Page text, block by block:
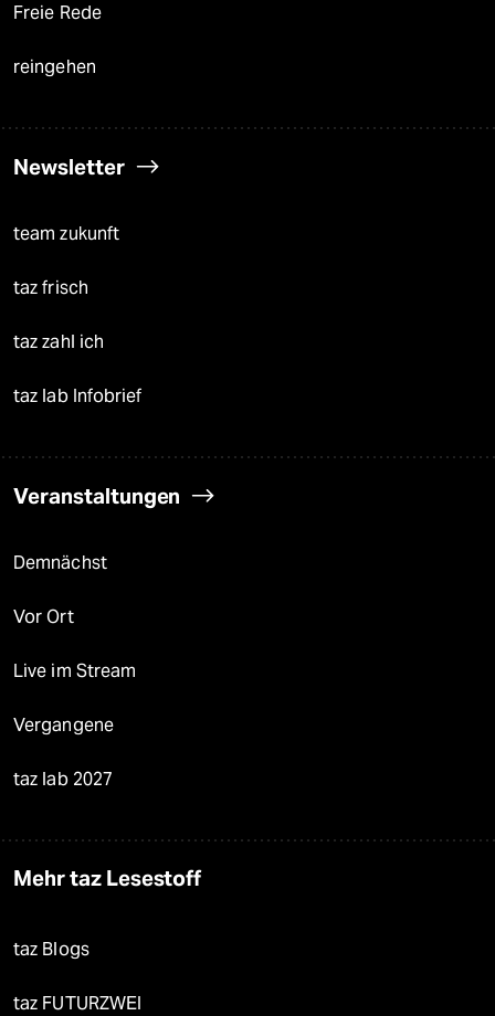
Freie Rede
reingehen
Newsletter
team zukunft
taz frisch
taz zahl ich
taz lab Infobrief
Veranstaltungen
Demnächst
Vor Ort
Live im Stream
Vergangene
taz lab 2027
Mehr taz Lesestoff
taz Blogs
taz FUTURZWEI